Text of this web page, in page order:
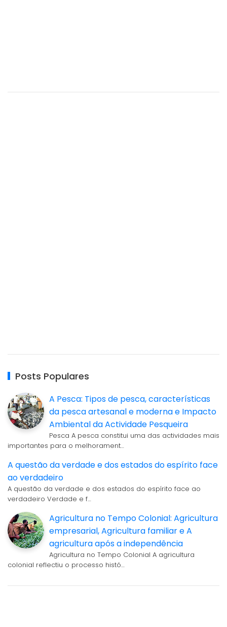
Posts Populares
A Pesca: Tipos de pesca, características
da pesca artesanal e moderna e Impacto
Ambiental da Actividade Pesqueira
Pesca A pesca constitui uma das actividades mais
importantes para o melhorament…
A questão da verdade e dos estados do espírito face
ao verdadeiro
A questão da verdade e dos estados do espírito face ao
verdadeiro Verdade e f…
Agricultura no Tempo Colonial: Agricultura
empresarial, Agricultura familiar e A
agricultura após a independência
Agricultura no Tempo Colonial A agricultura
colonial reflectiu o processo histó…